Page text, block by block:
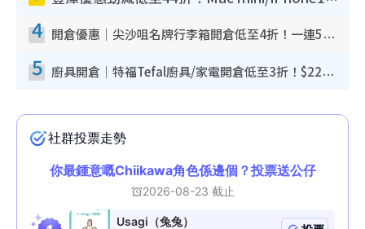
4 開倉優惠｜尖沙咀名牌行李箱開倉低至4折！一連5日 American Tourister/ace./Hallmark $200起！
5 廚具開倉｜特福Tefal廚具/家電開倉低至3折！$220起買平底鍋/炒鑊/湯煲！電飯煲/吸塵機/燙斗$418起